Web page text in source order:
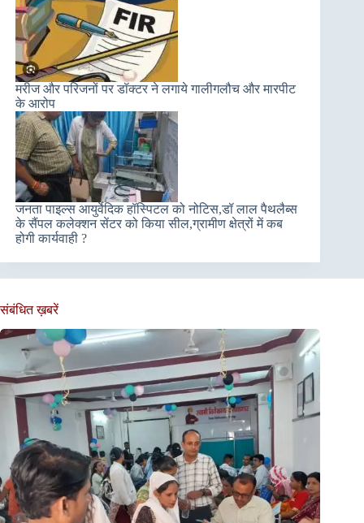
मरीज और परिजनों पर डॉक्टर ने लगाये गालीगलौच और मारपीट
के आरोप
जनता पाइल्स आयुर्वेदिक हॉस्पिटल को नोटिस,डॉ लाल पैथलैब्स
के सैंपल कलेक्शन सेंटर को किया सील,ग्रामीण क्षेत्रों में कब
होगी कार्यवाही ?
संबंधित ख़बरें